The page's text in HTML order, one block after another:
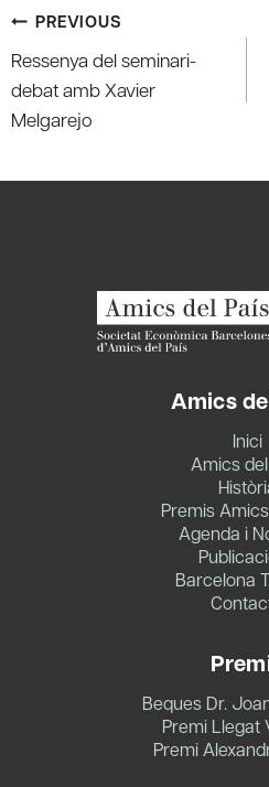
Post
navigation
PREVIOUS
Ressenya del seminari-
debat amb Xavier
Melgarejo
Amics
Inici
Amics
Premis
Agenda i
Barcelona
Beques Dr.
Premi Llegat
Premi